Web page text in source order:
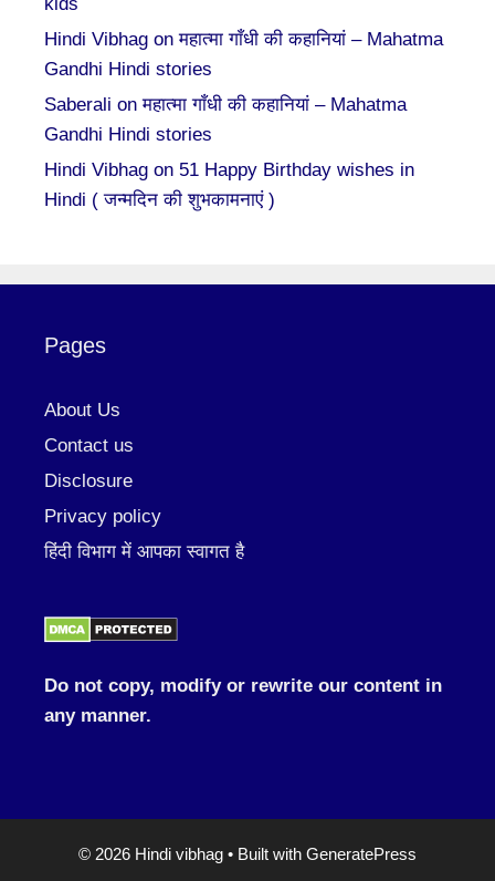
Hindi Vibhag onमहात्मा गाँधी की कहानियां – Mahatma
Gandhi Hindi stories
Saberali onमहात्मा गाँधी की कहानियां – Mahatma
Gandhi Hindi stories
Hindi Vibhag on 51 Happy Birthday wishes in
Hindi ( जन्मदिन की शुभकामनाएं )
Pages
About Us
Contact us
Disclosure
Privacy policy
हिंदी विभाग में आपका स्वागत है
Do not copy, modify or rewrite our content in
any manner.
© 2026 Hindi vibhag • Built with GeneratePress